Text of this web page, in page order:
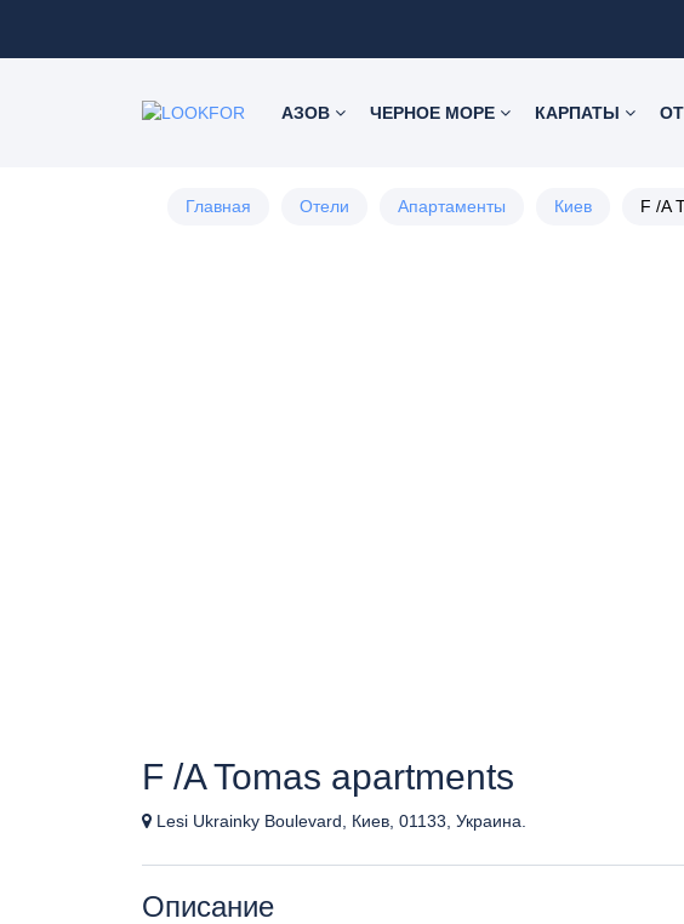
АЗОВ ЧЕРНОЕ МОРЕ КАРПАТЫ
Главная Отели Апартаменты Киев F /A
F /A Tomas apartments
Lesi Ukrainky Boulevard, Киев, 01133, Украина.
Описание